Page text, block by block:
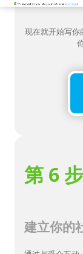
现在就开始写你
第 6 步
建立你的